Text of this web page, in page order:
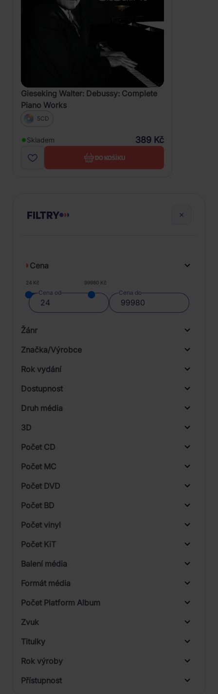
Gieseking Walter: Debussy: Complete
Piano Works
5CD
Skladem 389 Kč
DO KOŠÍKU
FILTRY
Cena
24 Kč 99980 Kč
Cena od Cena do
Žánr
Značka/Výrobce
Rok vydání
Od
Dostupnost
Druh média
3D
Počet CD
Počet MC
Počet DVD
Počet BD
Počet vinyl
Počet KiT
Balení média
Formát média
Počet Platform Album
Zvuk
Titulky
Rok výroby
Přístupnost